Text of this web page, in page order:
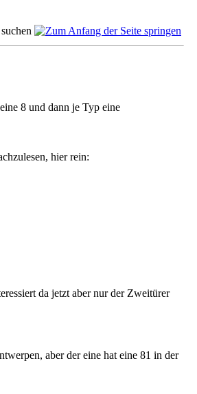
8 und dann je Typ eine
hier rein:
da jetzt aber nur der Zweitürer
aber der eine hat eine 81 in der